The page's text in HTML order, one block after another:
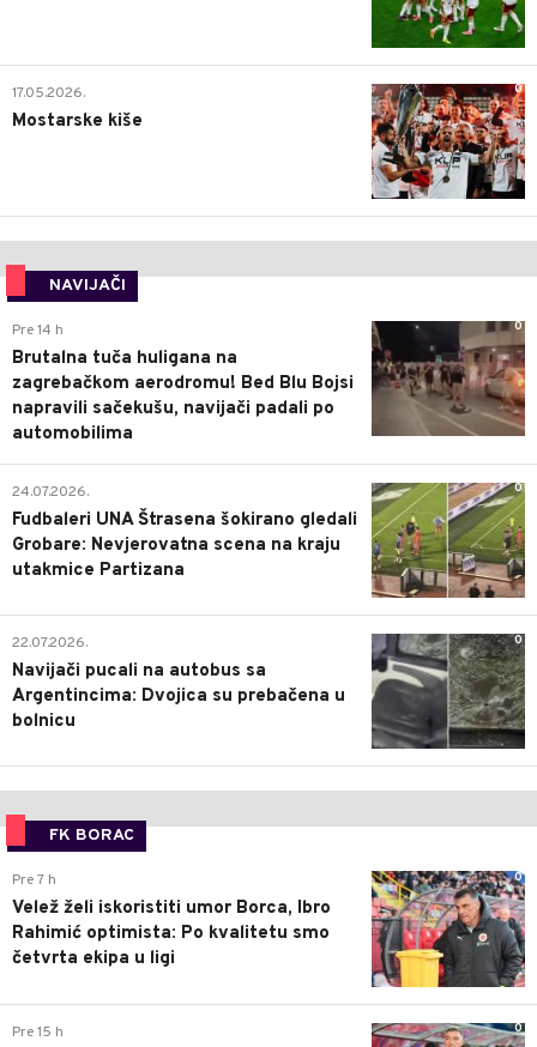
0
17.05.2026.
Mostarske kiše
NAVIJAČI
0
Pre 14 h
Brutalna tuča huligana na
zagrebačkom aerodromu! Bed Blu Bojsi
napravili sačekušu, navijači padali po
automobilima
0
24.07.2026.
Fudbaleri UNA Štrasena šokirano gledali
Grobare: Nevjerovatna scena na kraju
utakmice Partizana
0
22.07.2026.
Navijači pucali na autobus sa
Argentincima: Dvojica su prebačena u
bolnicu
FK BORAC
0
Pre 7 h
Velež želi iskoristiti umor Borca, Ibro
Rahimić optimista: Po kvalitetu smo
četvrta ekipa u ligi
0
Pre 15 h